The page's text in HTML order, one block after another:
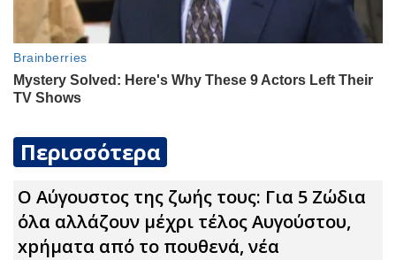
Περισσότερα
Ο Αύγουστος της ζωής τους: Για 5 Zώδια
όλα αλλάζουν μέχρι τέλος Αυγούστου,
xpήματα από το πουθενά, νέα